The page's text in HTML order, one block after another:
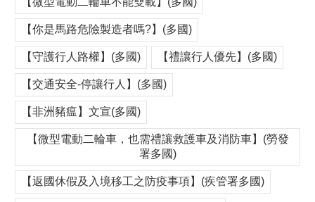
【你是馬路危險製造者嗎?】(多國)
【守護行人路權】(多國) 【禮讓行人優先】(多國)
【交通安全-停讓行人】(多國)
【非洲豬瘟】文宣(多國)
【微型電動二輪車，也需禮讓救護車及消防車】(勞發
署多國)
【返國休假及入境移工之防疫事項】(疾管署多國)